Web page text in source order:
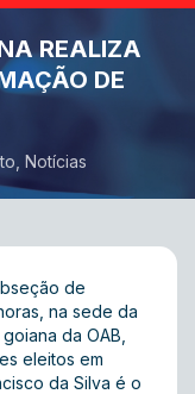
REALIZA
DE
Notícias
de
na sede da
da OAB,
eleitos em
da Silva é o